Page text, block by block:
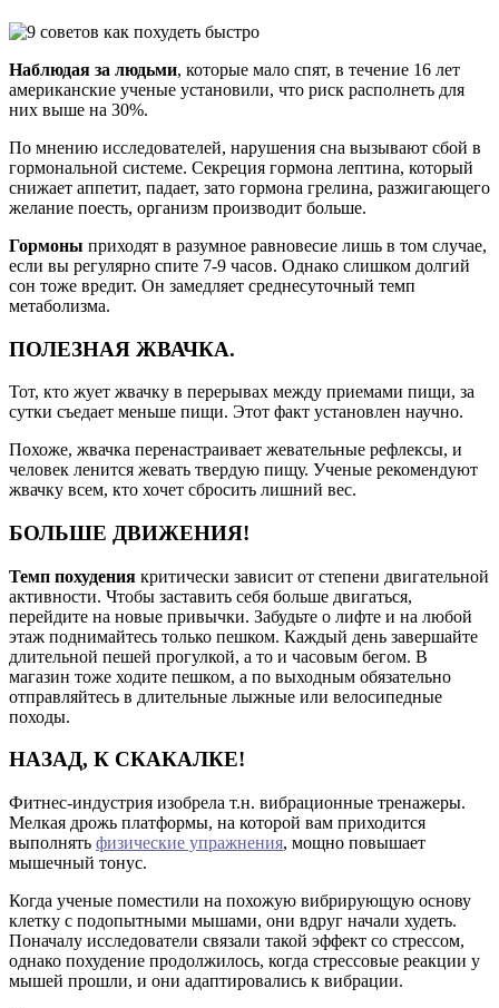
Наблюдая за людьми, которые мало спят, в течение 16 лет
американские ученые установили, что риск располнеть для
них выше на 30%.
По мнению исследователей, нарушения сна вызывают сбой в
гормональной системе. Секреция гормона лептина, который
снижает аппетит, падает, зато гормона грелина, разжигающего
желание поесть, организм производит больше.
Гормоны приходят в разумное равновесие лишь в том случае,
если вы регулярно спите 7-9 часов. Однако слишком долгий
сон тоже вредит. Он замедляет среднесуточный темп
метаболизма.
ПОЛЕЗНАЯ ЖВАЧКА.
Тот, кто жует жвачку в перерывах между приемами пищи, за
сутки съедает меньше пищи. Этот факт установлен научно.
Похоже, жвачка перенастраивает жевательные рефлексы, и
человек ленится жевать твердую пищу. Ученые рекомендуют
жвачку всем, кто хочет сбросить лишний вес.
БОЛЬШЕ ДВИЖЕНИЯ!
Темп похудения критически зависит от степени двигательной
активности. Чтобы заставить себя больше двигаться,
перейдите на новые привычки. Забудьте о лифте и на любой
этаж поднимайтесь только пешком. Каждый день завершайте
длительной пешей прогулкой, а то и часовым бегом. В
магазин тоже ходите пешком, а по выходным обязательно
отправляйтесь в длительные лыжные или велосипедные
походы.
НАЗАД, К СКАКАЛКЕ!
Фитнес-индустрия изобрела т.н. вибрационные тренажеры.
Мелкая дрожь платформы, на которой вам приходится
выполнять физические упражнения, мощно повышает
мышечный тонус.
Когда ученые поместили на похожую вибрирующую основу
клетку с подопытными мышами, они вдруг начали худеть.
Поначалу исследователи связали такой эффект со стрессом,
однако похудение продолжилось, когда стрессовые реакции у
мышей прошли, и они адаптировались к вибрации.